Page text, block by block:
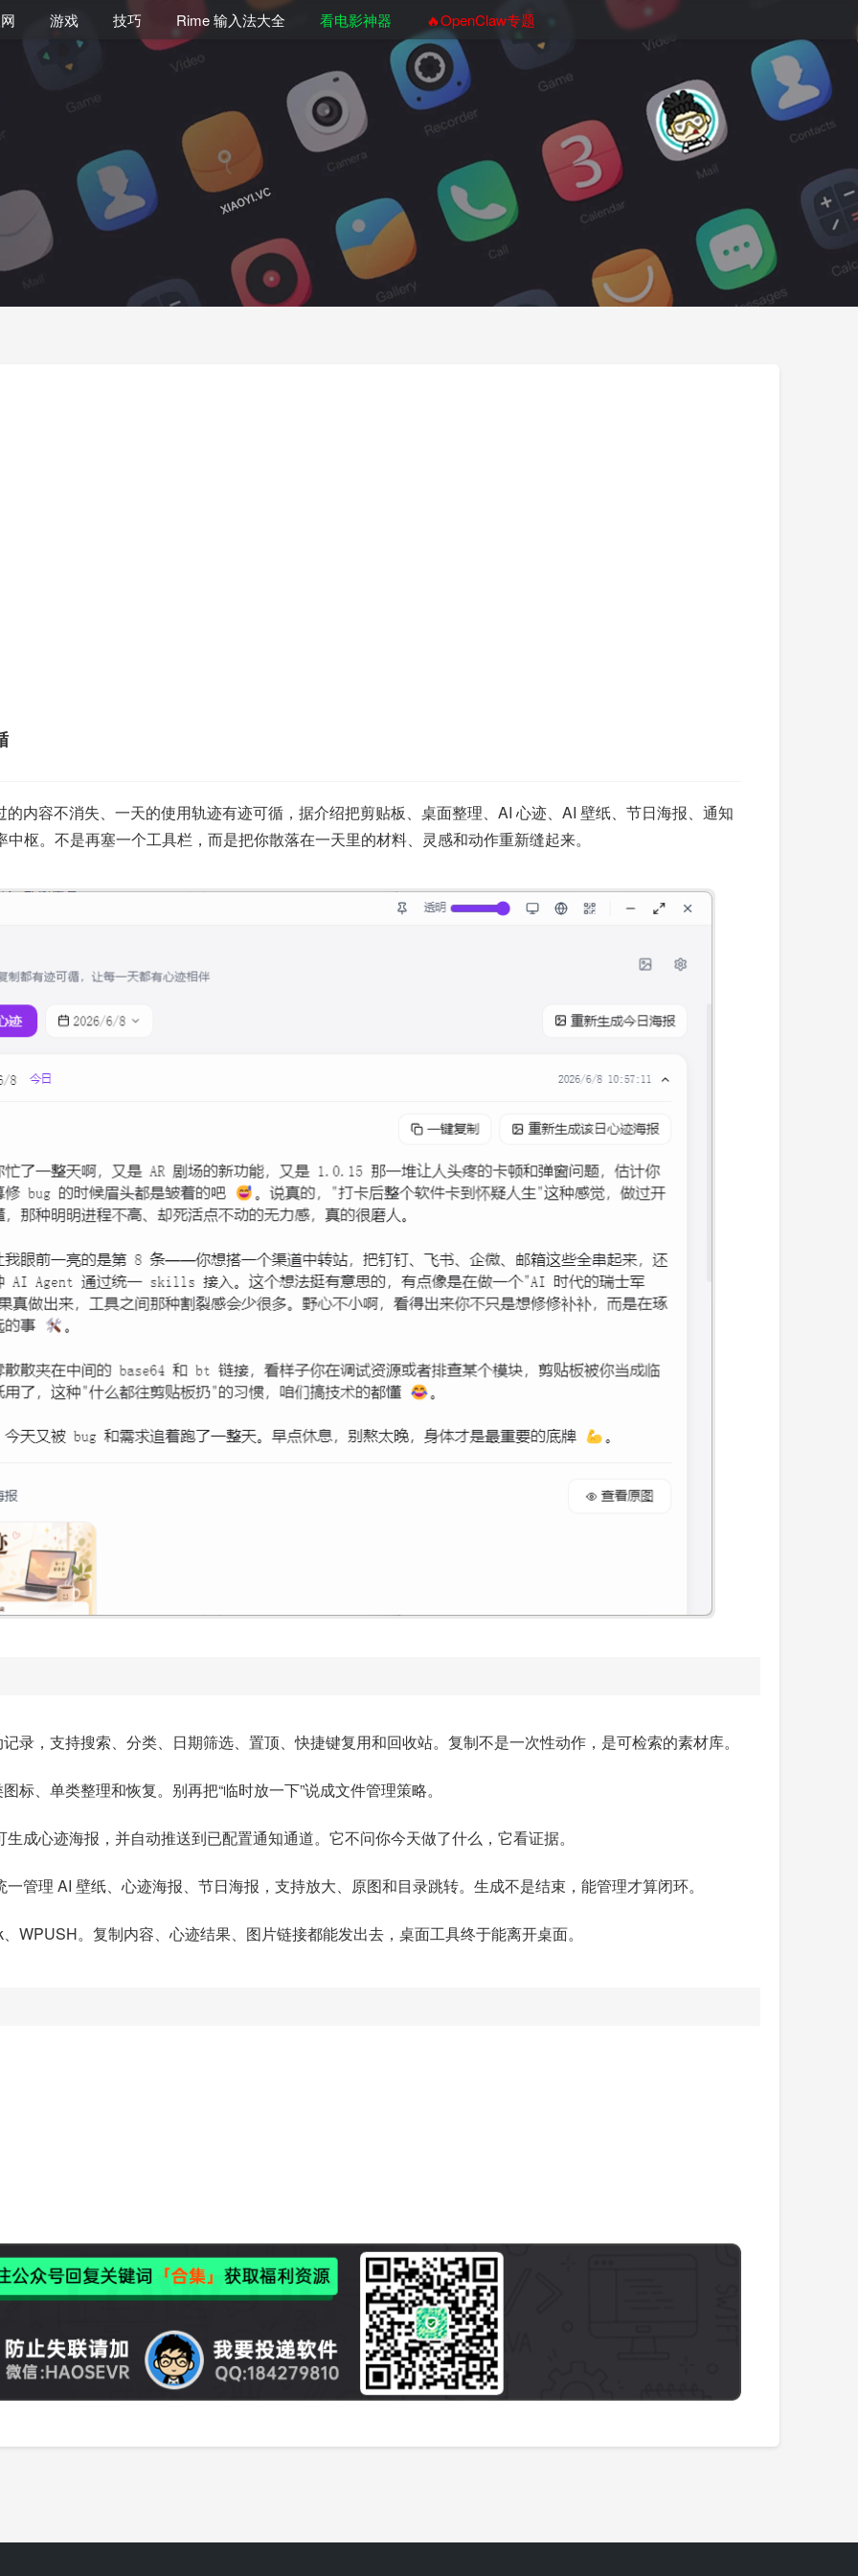
游戏 技巧 Rime 输入法大全 看电影神器 🔥OpenClaw专题
内容不消失、一天的使用轨迹有迹可循，据介绍把剪贴板、桌面整理、AI 心迹、AI 壁纸、节日海报、通知
枢。不是再塞一个工具栏，而是把你散落在一天里的材料、灵感和动作重新缝起来。
录，支持搜索、分类、日期筛选、置顶、快捷键复用和回收站。复制不是一次性动作，是可检索的素材库。
标、单类整理和恢复。别再把“临时放一下”说成文件管理策略。
成心迹海报，并自动推送到已配置通知通道。它不问你今天做了什么，它看证据。
管理 AI 壁纸、心迹海报、节日海报，支持放大、原图和目录跳转。生成不是结束，能管理才算闭环。
WPUSH。复制内容、心迹结果、图片链接都能发出去，桌面工具终于能离开桌面。